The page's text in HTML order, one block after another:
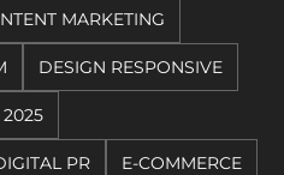
MARKETING
DESIGN RESPONSIVE
2025
PR E-COMMERCE